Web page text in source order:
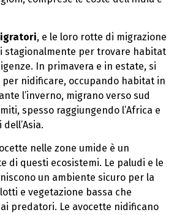
, e le loro rotte di migrazione
stagionalmente per trovare habitat
In primavera e in estate, si
nidificare, occupando habitat in
l’inverno, migrano verso sud
spesso raggiungendo l’Africa e
nelle zone umide è un
di questi ecosistemi. Le paludi e le
un ambiente sicuro per la
e vegetazione bassa che
predatori. Le avocette nidificano